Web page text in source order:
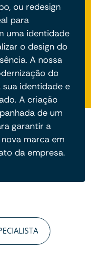
ou redesign
para
uma identidade
o design do
A nossa
do
identidade e
A criação
de um
garantir a
marca em
da empresa.